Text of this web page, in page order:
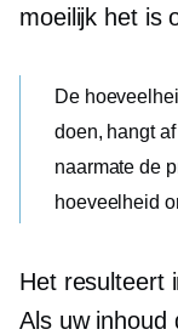
moeilijk het is
De
doen, hangt
naarmate de
hoeveelheid
Het resulteert
Als uw inhoud